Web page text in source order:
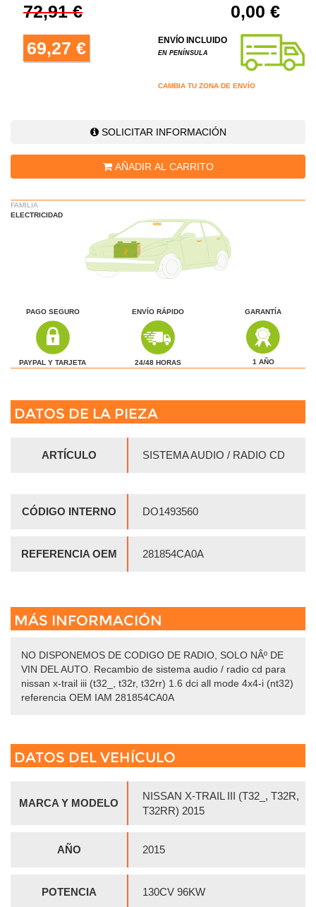
72,91 €
69,27 €
0,00 €
ENVÍO INCLUIDO
EN PENÍNSULA
CAMBIA TU ZONA DE ENVÍO
SOLICITAR INFORMACIÓN
AÑADIR AL CARRITO
FAMILIA
ELECTRICIDAD
PAGO SEGURO
PAYPAL Y TARJETA
ENVÍO RÁPIDO
24/48 HORAS
GARANTÍA
1 AÑO
DATOS DE LA PIEZA
ARTÍCULO SISTEMA AUDIO / RADIO CD
CÓDIGO INTERNO DO1493560
REFERENCIA OEM 281854CA0A
MÁS INFORMACIÓN
NO DISPONEMOS DE CODIGO DE RADIO, SOLO NÂº DE
VIN DEL AUTO. Recambio de sistema audio / radio cd para
nissan x-trail iii (t32_, t32r, t32rr) 1.6 dci all mode 4x4-i (nt32)
referencia OEM IAM 281854CA0A
DATOS DEL VEHÍCULO
MARCA Y MODELO
NISSAN X-TRAIL III (T32_, T32R,
T32RR) 2015
AÑO 2015
POTENCIA 130CV 96KW